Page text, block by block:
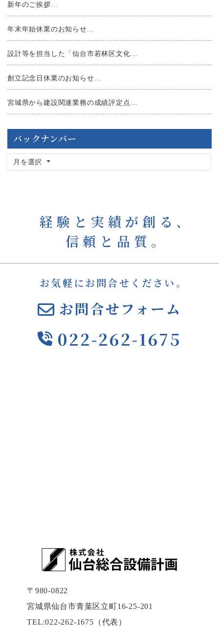
新年のご挨拶…
年末年始休業のお知らせ…
設計等を担当した「仙台市若林区文化…
創立記念日休業のお知らせ…
宮城県から建設関連業務の成績評定点…
バックナンバー
月を選択
経験と実績が創る､
信頼と品質｡
お気軽にお問合せください。
お問合せフォーム
022-262-1675
〒980-0822
宮城県仙台市青葉区立町16-25-201
TEL:022-262-1675（代表）